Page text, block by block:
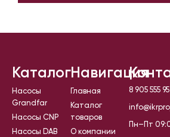
Каталог
Насосы
Grandfar
Насосы CNP
Насосы DAB
Навигация
Главная
Каталог
товаров
О компании
8 905 555
Пн–Пт